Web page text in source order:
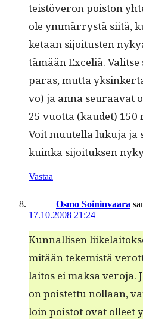
teistöveron pois­ton
ole ymmär­rystä siitä,
ke­taan sijoi­tusten
tämään Exceliä.
paras, mut­ta
vo) ja anna seu­raa­vat
25 vuot­ta (kaudet)
Voit muutel­la luku­ja ja
kuin­ka sijoituk­sen
Vastaa
Osmo Soininvaara
17.10.2008 21:24
Kun­nal­lisen
mitään tekemistä
laitos ei mak­sa vero­ja.
on pois­tet­tu nol­laan,
loin pois­tot ovat olleet